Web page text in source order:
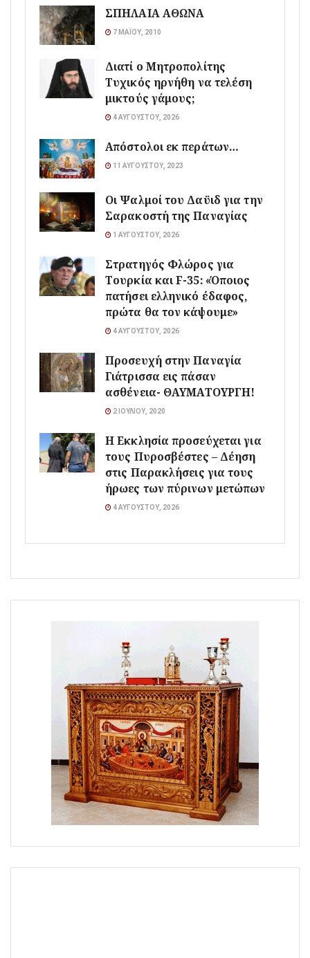
ΣΠΗΛΑΙΑ ΑΘΩΝΑ
7 ΜΑΪ́ΟΥ, 2010
Διατί ο Μητροπολίτης
Τυχικός ηρνήθη να τελέση
μικτούς γάμους;
4 ΑΥΓΟΎΣΤΟΥ, 2026
Απόστολοι εκ περάτων…
11 ΑΥΓΟΎΣΤΟΥ, 2023
Οι Ψαλμοί του Δαϋιδ για την
Σαρακοστή της Παναγίας
1 ΑΥΓΟΎΣΤΟΥ, 2026
Στρατηγός Φλώρος για
Τουρκία και F-35: «Όποιος
πατήσει ελληνικό έδαφος,
πρώτα θα τον κάψουμε»
4 ΑΥΓΟΎΣΤΟΥ, 2026
Προσευχή στην Παναγία
Γιάτρισσα εις πάσαν
ασθένεια- ΘΑΥΜΑΤΟΥΡΓΗ!
2 ΙΟΥΛΊΟΥ, 2020
Η Εκκλησία προσεύχεται για
τους Πυροσβέστες – Δέηση
στις Παρακλήσεις για τους
ήρωες των πύρινων μετώπων
4 ΑΥΓΟΎΣΤΟΥ, 2026